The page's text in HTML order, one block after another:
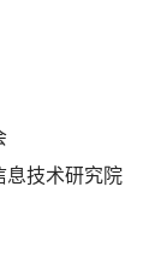
息技术研究院